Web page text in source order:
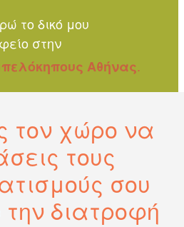
το δικό μου
στην
Αθήνας.
τον χώρο να
τους
σου
διατροφή